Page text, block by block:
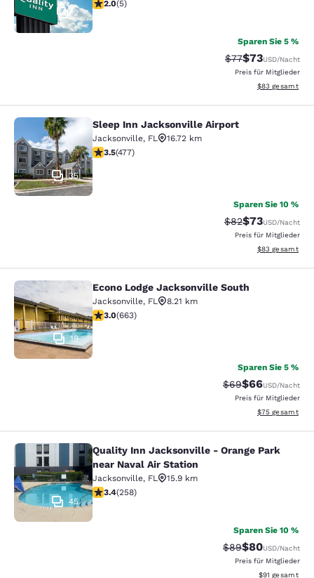
2
2.0(5)
Sparen Sie 5 %
$77Vergünstigter
$73USD/Nacht
Preis für Mitglieder
Geschätzte
$83 gesamt
Sleep Inn Jacksonville Airport
35
Sleep Inn Jacksonville Airport
Jacksonville, FL
16.72 km
3.47-Sterne-Bewertung. Gut. 477 Bewertungen
3.5(477)
Sparen Sie 10 %
$82Vergünstigter
$73USD/Nacht
Preis für Mitglieder
Geschätzte
$83 gesamt
Econo Lodge Jacksonville South
19
Econo Lodge Jacksonville South
Jacksonville, FL
8.21 km
3.05-Sterne-Bewertung. Mittelmäßig. 663
3.0(663)
Sparen Sie 5 %
Durchgestrichener
$69Vergünstigter
$66USD/Nacht
Preis für Mitglieder
Geschätzte
$75 gesamt
Quality Inn Jacksonville - Orange
45
Quality Inn Jacksonville - Orange Park
near Naval Air Station
Jacksonville, FL
15.9 km
3.35-Sterne-Bewertung. Gut. 258 Bewertungen
3.4(258)
Sparen Sie 10 %
Durchgestrichener
$89Vergünstigter
$80USD/Nacht
Preis für Mitglieder
Geschätzte
$91 gesamt